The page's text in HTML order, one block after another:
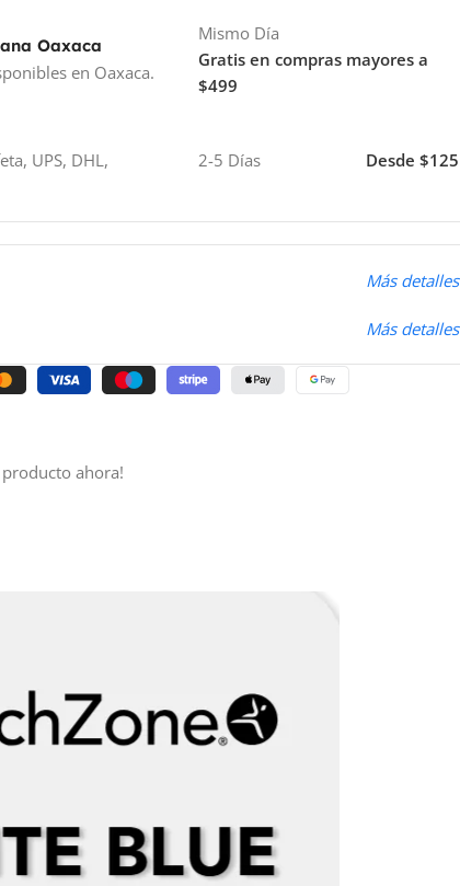
Oaxaca
en Oaxaca.
Mismo Día
Gratis en compras mayores a
$499
UPS, DHL,
2-5 Días Desde $125
Más detalles
Más detalles
producto ahora!